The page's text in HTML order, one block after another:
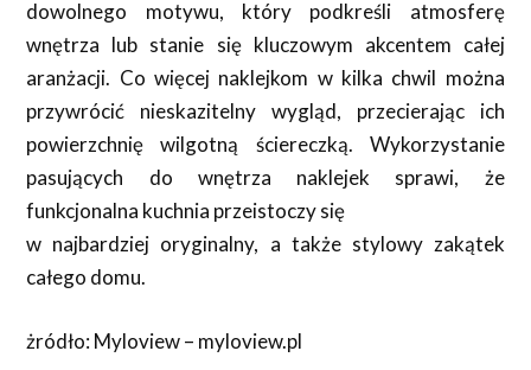
dowolnego motywu, który podkreśli atmosferę
wnętrza lub stanie się kluczowym akcentem całej
aranżacji. Co więcej naklejkom w kilka chwil można
przywrócić nieskazitelny wygląd, przecierając ich
powierzchnię wilgotną ściereczką. Wykorzystanie
pasujących do wnętrza naklejek sprawi, że
funkcjonalna kuchnia przeistoczy się
w najbardziej oryginalny, a także stylowy zakątek
całego domu.
żródło: Myloview – myloview.pl